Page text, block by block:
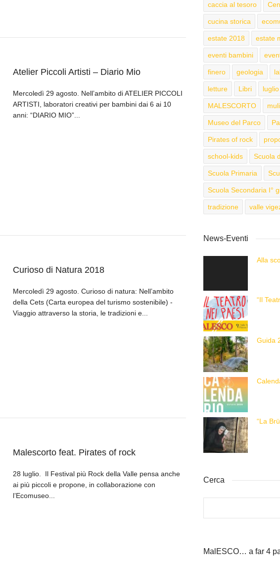
Atelier Piccoli Artisti – Diario Mio
Mercoledì 29 agosto. Nell’ambito di ATELIER PICCOLI
ARTISTI, laboratori creativi per bambini dai 6 ai 10
anni: “DIARIO MIO”...
Curioso di Natura 2018
Mercoledì 29 agosto. Curioso di natura: Nell’ambito
della Cets (Carta europea del turismo sostenibile) -
Viaggio attraverso la storia, le tradizioni e...
Malescorto feat. Pirates of rock
28 luglio. Il Festival più Rock della Valle pensa anche
ai più piccoli e propone, in collaborazione con
l’Ecomuseo...
caccia al tesoro
cucina storica
estate 2018 estate
eventi bambini
finero geologia
letture Libri luglio
MALESCORTO
Museo del Parco
Pirates of rock
school-kids Scuola
Scuola Primaria
Scuola Secondaria I°
tradizione valle
News-Eventi
Cerca
MalESCO… a far 4